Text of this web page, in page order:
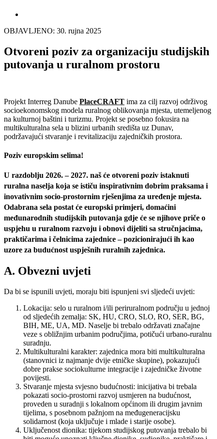
OBJAVLJENO: 30. rujna 2025
Otvoreni poziv za organizaciju studijskih
putovanja u ruralnom prostoru
Projekt Interreg Danube PlaceCRAFT ima za cilj razvoj održivog
socioekonomskog modela ruralnog oblikovanja mjesta, utemeljenog
na kulturnoj baštini i turizmu. Projekt se posebno fokusira na
multikulturalna sela u blizini urbanih središta uz Dunav,
podržavajući stvaranje i revitalizaciju zajedničkih prostora.
Poziv europskim selima!
U razdoblju 2026. – 2027. naš će otvoreni poziv istaknuti
ruralna naselja koja se ističu inspirativnim dobrim praksama i
inovativnim socio-prostornim rješenjima za uređenje mjesta.
Odabrana sela postat će europski primjeri, domaćini
međunarodnih studijskih putovanja gdje će se njihove priče o
uspjehu u ruralnom razvoju i obnovi dijeliti sa stručnjacima,
praktičarima i čelnicima zajednice – pozicionirajući ih kao
uzore za budućnost uspješnih ruralnih zajednica.
A. Obvezni uvjeti
Da bi se ispunili uvjeti, moraju biti ispunjeni svi sljedeći uvjeti:
Lokacija: selo u ruralnom i/ili periruralnom području u jednoj
od sljedećih zemalja: SK, HU, CRO, SLO, RO, SER, BG,
BIH, ME, UA, MD. Naselje bi trebalo održavati značajne
veze s obližnjim urbanim područjima, potičući urbano-ruralnu
suradnju.
Multikulturalni karakter: zajednica mora biti multikulturalna
(stanovnici iz najmanje dvije etničke skupine), pokazujući
dobre prakse sociokulturne integracije i zajedničke životne
povijesti.
Stvaranje mjesta svjesno budućnosti: inicijativa bi trebala
pokazati socio-prostorni razvoj usmjeren na budućnost,
proveden u suradnji s lokalnom općinom ili drugim javnim
tijelima, s posebnom pažnjom na međugeneracijsku
solidarnost (koja uključuje i mlade i starije osobe).
Uključenost dionika: tijekom studijskog putovanja trebalo bi